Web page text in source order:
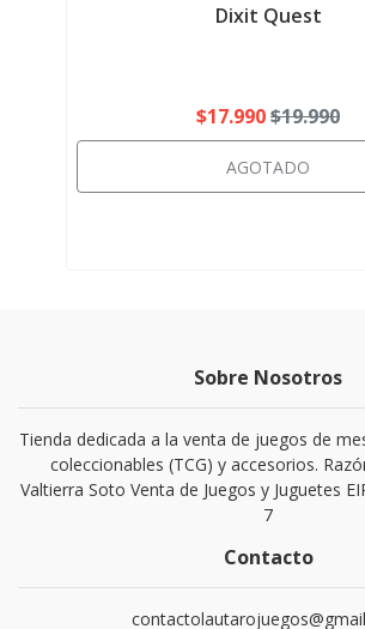
Dixit Quest
$17.990$19.990
AGOTADO
Sobre Nosotros
Tienda dedicada a la venta de juegos de
coleccionables (TCG) y accesorios.
Valtierra Soto Venta de Juegos y Juguetes
7
Contacto